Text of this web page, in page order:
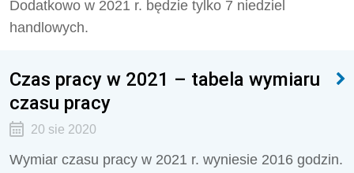
Dodatkowo w 2021 r. będzie tylko 7 niedziel
handlowych.
Czas pracy w 2021 – tabela wymiaru
czasu pracy
20 sie 2020
Wymiar czasu pracy w 2021 r. wyniesie 2016 godzin.